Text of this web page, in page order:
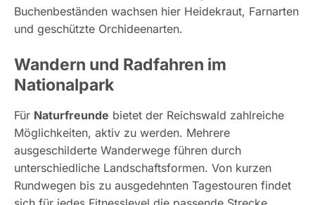
Buchenbeständen wachsen hier Heidekraut, Farnarten
und geschützte Orchideenarten.
Wandern und Radfahren im
Nationalpark
Für Naturfreunde bietet der Reichswald zahlreiche
Möglichkeiten, aktiv zu werden. Mehrere
ausgeschilderte Wanderwege führen durch
unterschiedliche Landschaftsformen. Von kurzen
Rundwegen bis zu ausgedehnten Tagestouren findet